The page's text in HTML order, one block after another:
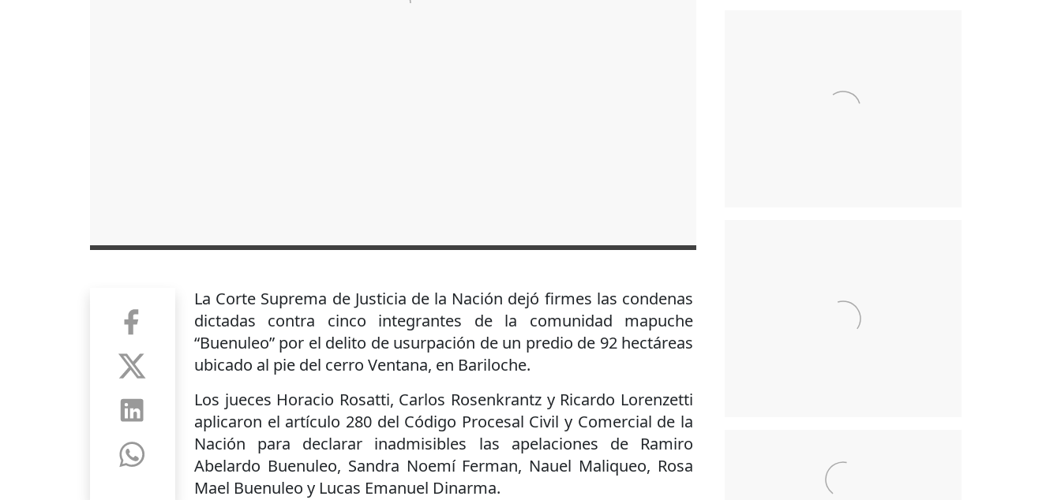
La Corte Suprema de Justicia de la Nación dejó firmes las condenas
dictadas contra cinco integrantes de la comunidad mapuche
“Buenuleo” por el delito de usurpación de un predio de 92 hectáreas
ubicado al pie del cerro Ventana, en Bariloche.
Los jueces Horacio Rosatti, Carlos Rosenkrantz y Ricardo Lorenzetti
aplicaron el artículo 280 del Código Procesal Civil y Comercial de la
Nación para declarar inadmisibles las apelaciones de Ramiro
Abelardo Buenuleo, Sandra Noemí Ferman, Nauel Maliqueo, Rosa
Mael Buenuleo y Lucas Emanuel Dinarma.